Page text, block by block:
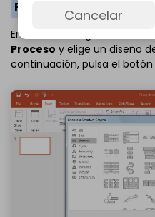
PASO 3
En el menú de gráficos en
Proceso y elige un diseño
continuación, pulsa el botón
Cancelar